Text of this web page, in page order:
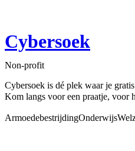
Cybersoek
Non-profit
Cybersoek is dé plek waar je
Kom langs voor een praatje, voor
ArmoedebestrijdingOnderwijs